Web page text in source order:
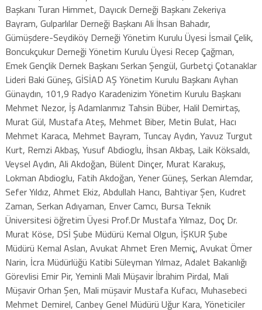
Başkanı Turan Himmet, Dayıcık Derneği Başkanı Zekeriya
Bayram, Gulparlılar Derneği Başkanı Ali İhsan Bahadır,
Gümüşdere-Seydiköy Derneği Yönetim Kurulu Üyesi İsmail Çelik,
Boncukçukur Derneği Yönetim Kurulu Üyesi Recep Çağman,
Emek Gençlik Dernek Başkanı Serkan Şengül, Gurbetçi Çotanaklar
Lideri Baki Güneş, GİSİAD AŞ Yönetim Kurulu Başkanı Ayhan
Günaydın, 101,9 Radyo Karadenizim Yönetim Kurulu Başkanı
Mehmet Nezor, İş Adamlarımız Tahsin Büber, Halil Demirtaş,
Murat Gül, Mustafa Ateş, Mehmet Biber, Metin Bulat, Hacı
Mehmet Karaca, Mehmet Bayram, Tuncay Aydın, Yavuz Turgut
Kurt, Remzi Akbaş, Yusuf Abdioglu, İhsan Akbaş, Laik Köksaldı,
Veysel Aydın, Ali Akdoğan, Bülent Dinçer, Murat Karakuş,
Lokman Abdioglu, Fatih Akdoğan, Yener Güneş, Serkan Alemdar,
Sefer Yıldız, Ahmet Ekiz, Abdullah Hancı, Bahtiyar Şen, Kudret
Zaman, Serkan Adıyaman, Enver Camcı, Bursa Teknik
Üniversitesi öğretim Üyesi Prof.Dr Mustafa Yılmaz, Doç Dr.
Murat Köse, DSİ Şube Müdürü Kemal Olgun, İŞKUR Şube
Müdürü Kemal Aslan, Avukat Ahmet Eren Memiç, Avukat Ömer
Narin, İcra Müdürlüğü Katibi Süleyman Yılmaz, Adalet Bakanlığı
Görevlisi Emir Pir, Yeminli Mali Müşavir İbrahim Pirdal, Mali
Müşavir Orhan Şen, Mali müşavir Mustafa Kufacı, Muhasebeci
Mehmet Demirel, Canbey Genel Müdürü Uğur Kara, Yöneticiler